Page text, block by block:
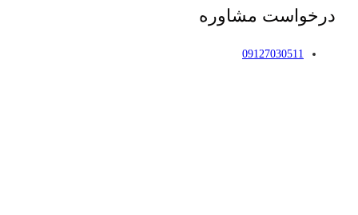
درخواست مشاوره
09127030511